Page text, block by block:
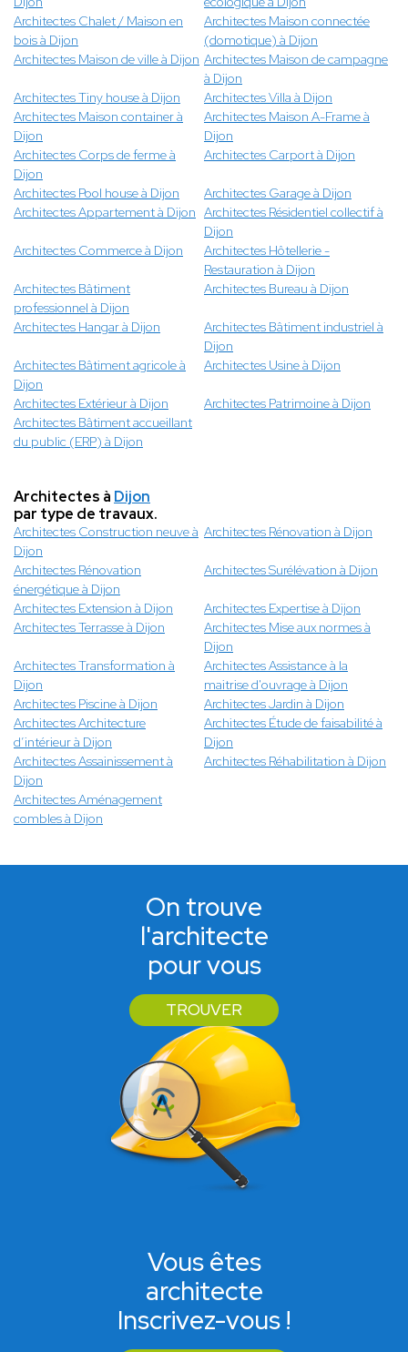
Architectes Chalet / Maison en
bois à Dijon
Architectes Maison connectée
(domotique) à Dijon
Architectes Maison de ville à Dijon Architectes Maison de campagne
à Dijon
Architectes Tiny house à Dijon
Architectes Villa à Dijon
Architectes Maison container à
Dijon
Architectes Maison A-Frame à
Dijon
Architectes Corps de ferme à
Dijon
Architectes Carport à Dijon
Architectes Pool house à Dijon
Architectes Garage à Dijon
Architectes Appartement à Dijon Architectes Résidentiel collectif à
Dijon
Architectes Commerce à Dijon
Architectes Hôtellerie -
Restauration à Dijon
Architectes Bâtiment
professionnel à Dijon
Architectes Bureau à Dijon
Architectes Hangar à Dijon
Architectes Bâtiment industriel à
Dijon
Architectes Bâtiment agricole à
Dijon
Architectes Usine à Dijon
Architectes Extérieur à Dijon
Architectes Patrimoine à Dijon
Architectes Bâtiment accueillant
du public (ERP) à Dijon
Architectes à Dijon
par type de travaux.
Architectes Construction neuve à
Dijon
Architectes Rénovation à Dijon
Architectes Rénovation
énergétique à Dijon
Architectes Surélévation à Dijon
Architectes Extension à Dijon
Architectes Expertise à Dijon
Architectes Terrasse à Dijon
Architectes Mise aux normes à
Dijon
Architectes Transformation à
Dijon
Architectes Assistance à la
maitrise d'ouvrage à Dijon
Architectes Piscine à Dijon
Architectes Jardin à Dijon
Architectes Architecture
d’intérieur à Dijon
Architectes Étude de faisabilité à
Dijon
Architectes Assainissement à
Dijon
Architectes Réhabilitation à Dijon
Architectes Aménagement
combles à Dijon
On trouve
l'architecte
pour vous
TROUVER
Vous êtes
architecte
Inscrivez-vous !